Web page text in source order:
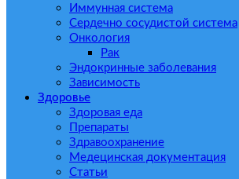
Иммунная система
Сердечно сосудистой система
Онкология
Рак
Эндокринные заболевания
Зависимость
Здоровье
Здоровая еда
Препараты
Здравоохранение
Медецинская документация
Статьи